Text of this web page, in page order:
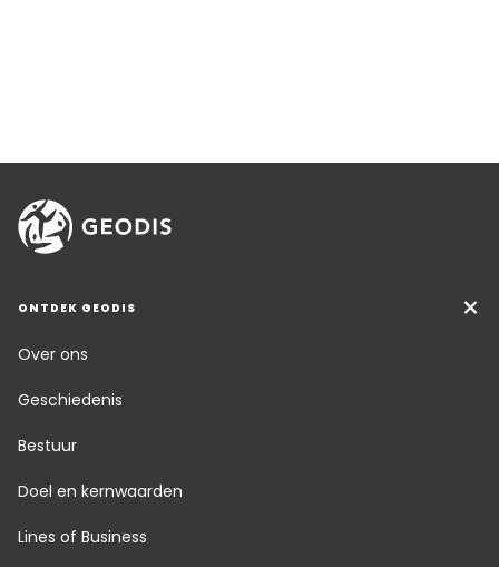
ONTDEK GEODIS
Over ons
Geschiedenis
Bestuur
Doel en kernwaarden
Lines of Business